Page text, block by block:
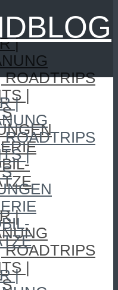
|
ROADTRIPS
|
|
ROADTRIPS
|
|
ROADTRIPS
|
|